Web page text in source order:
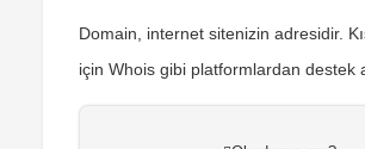
Domain, internet sitenizin adresidir.
için Whois gibi platformlardan destek